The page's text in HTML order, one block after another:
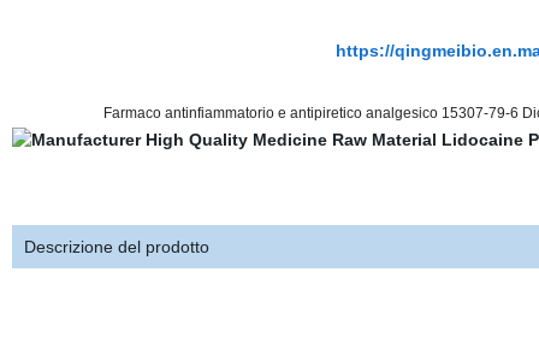
https://
Farmaco antinfiammatorio e antipiretico analgesico 15307-79-6
Descrizione del prodotto